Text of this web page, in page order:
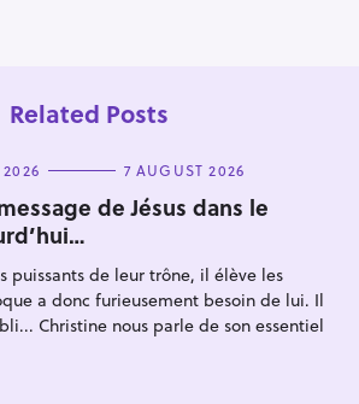
Related Posts
2026 7 AUGUST 2026
de Jésus dans le
puissants de leur trône, il élève les
a donc furieusement besoin de lui. Il
Christine nous parle de son essentiel